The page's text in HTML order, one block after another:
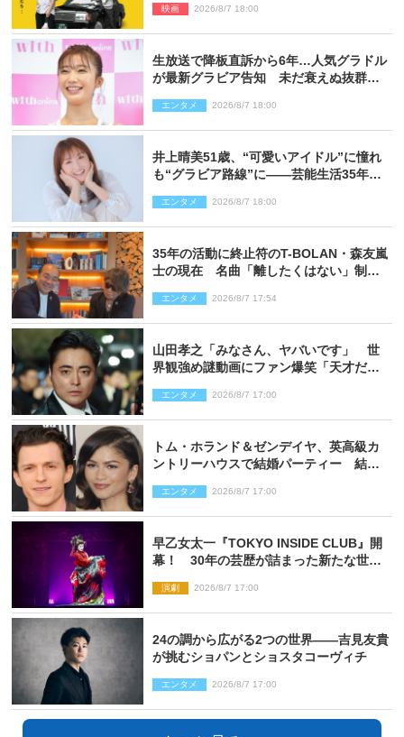
映画 2026/8/7 18:00
生放送で降板直訴から6年…人気グラドル
が最新グラビア告知 未だ衰えぬ抜群ス
エンタメ 2026/8/7 18:00
井上晴美51歳、“可愛いアイドル”に憧れ
も“グラビア路線”に――芸能生活35年を
エンタメ 2026/8/7 18:00
35年の活動に終止符のT-BOLAN・森友嵐
士の現在 名曲「離したくはない」制作
エンタメ 2026/8/7 17:54
山田孝之「みなさん、ヤバいです」 世
界観強め謎動画にファン爆笑「天才だ
エンタメ 2026/8/7 17:00
トム・ホランド＆ゼンデイヤ、英高級カ
ントリーハウスで結婚パーティー 結婚
エンタメ 2026/8/7 17:00
早乙女太一『TOKYO INSIDE CLUB』開
幕！ 30年の芸歴が詰まった新たな世界
演劇 2026/8/7 17:00
24の調から広がる2つの世界――吉見友貴
が挑むショパンとショスタコーヴィチ
エンタメ 2026/8/7 17:00